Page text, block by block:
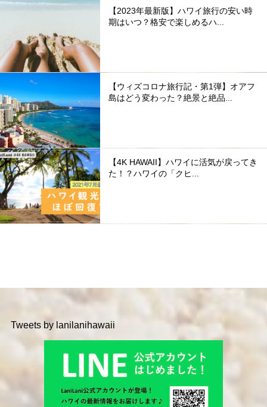
【2023年最新版】ハワイ旅行の安い時
期はいつ？格安で楽しめるハ...
【ウィズコロナ旅行記・第1弾】オアフ
島はどう変わった？絶景と絶品...
【4K HAWAII】ハワイに活気が戻ってき
た！？ハワイの「クヒ...
Tweets by lanilanihawaii